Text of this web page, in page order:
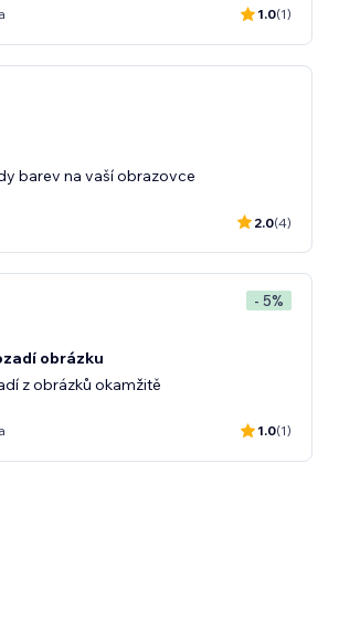
1.0(1)
barev na vaší obrazovce
2.0(4)
- 5%
obrázku
z obrázků okamžitě
1.0(1)